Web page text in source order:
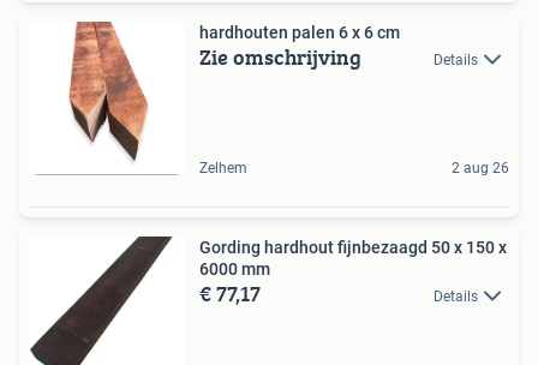
hardhouten palen 6 x 6 cm
Zie omschrijving Details
Zelhem 2 aug 26
Gording hardhout fijnbezaagd 50 x 150 x
6000 mm
€ 77,17 Details